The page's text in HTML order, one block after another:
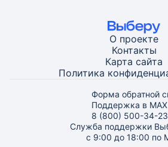
О проекте
Контакты
Карта сайта
Политика
Форма обратной
Поддержка в MAX
8 (800) 500-34-23
Служба поддержки
с 9:00 до 18:00 по